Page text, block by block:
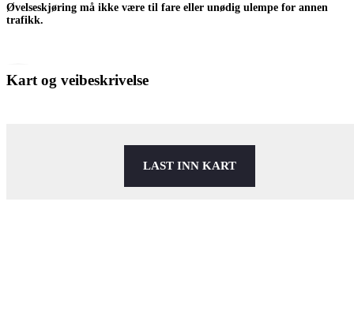
Øvelseskjøring må ikke være til fare eller unødig ulempe for annen
trafikk.
Kart og veibeskrivelse
LAST INN KART